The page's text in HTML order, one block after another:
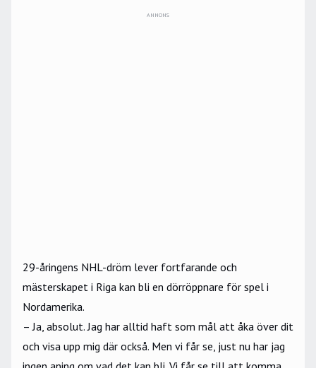
ANNONS
29-åringens NHL-dröm lever fortfarande och
mästerskapet i Riga kan bli en dörröppnare för spel i
Nordamerika.
– Ja, absolut. Jag har alltid haft som mål att åka över dit
och visa upp mig där också. Men vi får se, just nu har jag